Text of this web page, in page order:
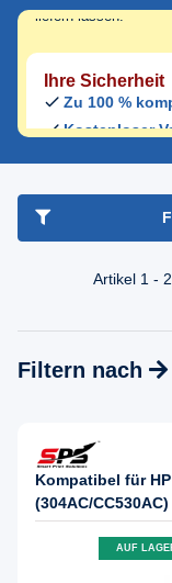
liefern lassen.
Ihre Sicherheit
Zu 100 %
Kostenloser
haben Sie
Freundlicher Support
Mo - Fr. 08.00 - 16:30
Artikel 1 -
Filtern nach
Kompatibel für
(304AC/
AUF